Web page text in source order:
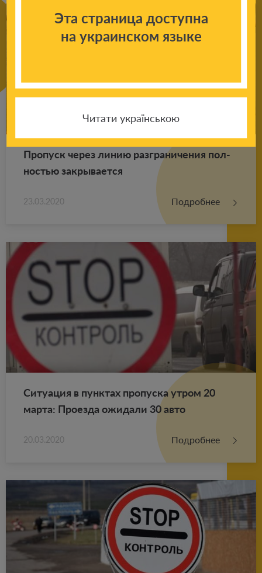
Про­пуск через линию раз­гра­ни­че­ния пол­
но­стью за­кры­ва­ет­ся
23.03.2020 Подробнее
Си­ту­а­ция в пунк­тах про­пус­ка утром 20
марта: Про­ез­да ожи­да­ли 30 авто
20.03.2020 Подробнее
Эта страница доступна
на украинском языке
Читати українською